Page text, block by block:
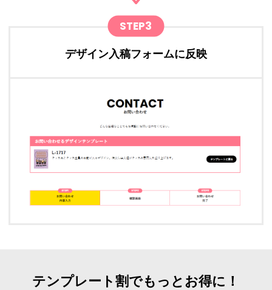
STEP3
デザイン入稿フォームに反映
テンプレート割でもっとお得に！